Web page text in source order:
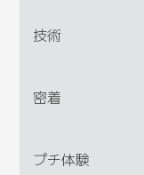
技術
密着
プチ体験